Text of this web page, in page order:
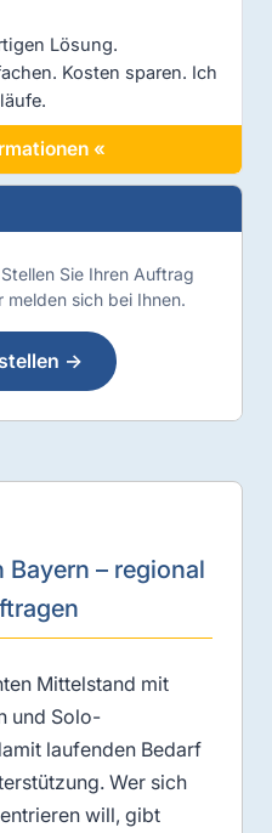
– regional
Mittelstand mit
und Solo-
laufenden Bedarf
Wer sich
will, gibt
Lösung.
Kosten sparen. Ich
«
Sie Ihren Auftrag
melden sich bei Ihnen.
→